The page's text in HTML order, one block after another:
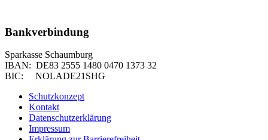
Bankverbindung
Sparkasse Schaumburg
IBAN: DE83 2555 1480 0470 1373 32
BIC: NOLADE21SHG
Schutzkonzept
Kontakt
Datenschutzerklärung
Impressum